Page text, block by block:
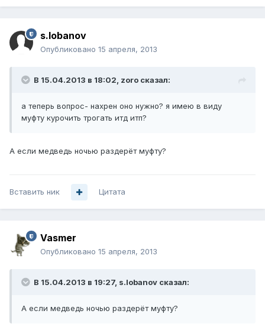
s.lobanov
Опубликовано 15 апреля, 2013
В 15.04.2013 в 18:02, zoro сказал:
а теперь вопрос- нахрен оно нужно? я имею в виду
муфту курочить трогать итд итп?
А если медведь ночью раздерёт муфту?
Вставить ник Цитата
Vasmer
Опубликовано 15 апреля, 2013
В 15.04.2013 в 19:27, s.lobanov сказал:
А если медведь ночью раздерёт муфту?